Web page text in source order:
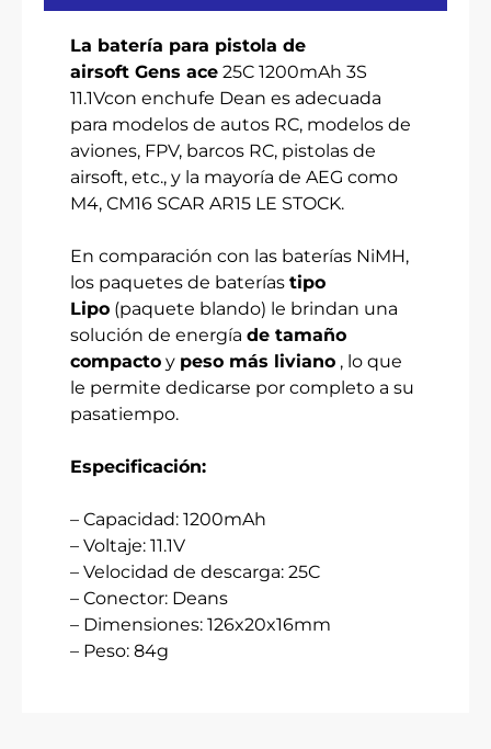
La batería para pistola de
airsoft Gens ace 25C 1200mAh 3S
11.1Vcon enchufe Dean es adecuada
para modelos de autos RC, modelos de
aviones, FPV, barcos RC, pistolas de
airsoft, etc., y la mayoría de AEG como
M4, CM16 SCAR AR15 LE STOCK.
En comparación con las baterías NiMH,
los paquetes de baterías tipo
Lipo (paquete blando) le brindan una
solución de energía de tamaño
compacto y peso más liviano , lo que
le permite dedicarse por completo a su
pasatiempo.
Especificación:
– Capacidad: 1200mAh
– Voltaje: 11.1V
– Velocidad de descarga: 25C
– Conector: Deans
– Dimensiones: 126x20x16mm
– Peso: 84g